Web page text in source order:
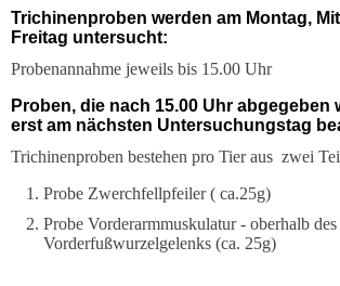
Trichinenproben werden am Montag,
Freitag untersucht:
Probenannahme jeweils bis 15.00 Uhr
Proben, die nach 15.00 Uhr abgegeben
erst am nächsten Untersuchungstag
Trichinenproben bestehen pro Tier aus zwei
Probe Zwerchfellpfeiler ( ca.25g)
Probe Vorderarmmuskulatur - oberhalb des
Vorderfußwurzelgelenks (ca. 25g)